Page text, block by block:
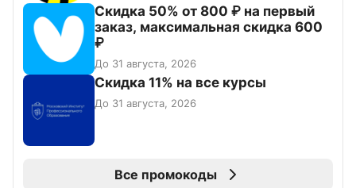
Скидка 50% от 800 ₽ на первый
заказ, максимальная скидка 600
₽
До 31 августа, 2026
Скидка 11% на все курсы
До 31 августа, 2026
Все промокоды